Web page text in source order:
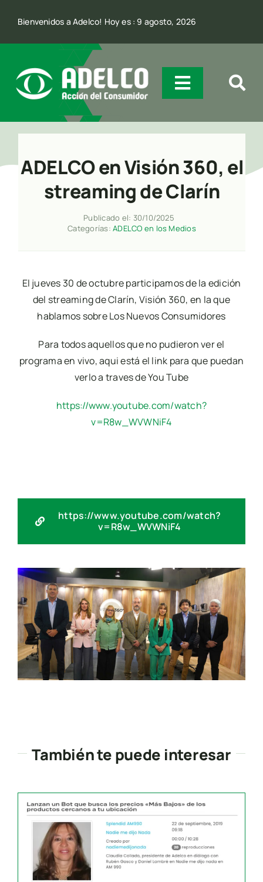
content
Bienvenidos a Adelco! Hoy es : 9 agosto, 2026
Toggle
Navigation
Incidencia
Comunicación
ADELCO en Visión 360, el
streaming de Clarín
Publicado el: 30/10/2025
Categorías:ADELCO en los Medios
El jueves 30 de octubre participamos de la edición
del streaming de Clarín, Visión 360, en la que
hablamos sobre Los Nuevos Consumidores
Para todos aquellos que no pudieron ver el
programa en vivo, aqui está el link para que puedan
verlo a traves de You Tube
https://www.youtube.com/watch?
v=R8w_WVWNiF4
https://www.youtube.com/watch?
v=R8w_WVWNiF4
También te puede interesar
Search
for:
Presione “ESC” para salir.